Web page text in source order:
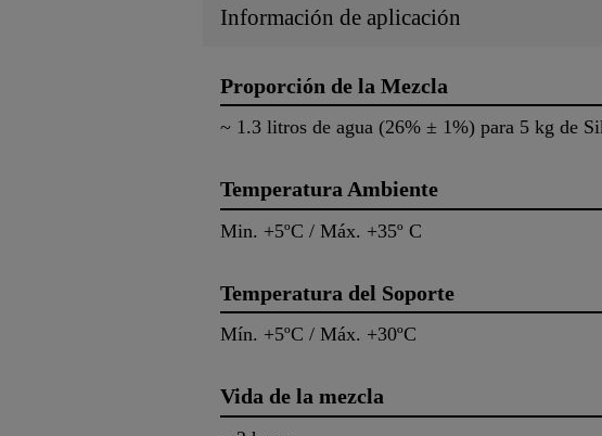
Información de aplicación
Proporción de la Mezcla
~ 1.3 litros de agua (26% ± 1%) para 5 kg de
Temperatura Ambiente
Min. +5ºC / Máx. +35º C
Temperatura del Soporte
Mín. +5ºC / Máx. +30ºC
Vida de la mezcla